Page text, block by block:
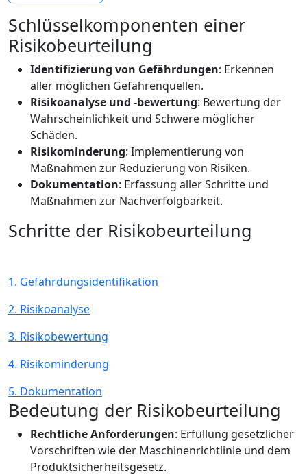
Schlüsselkomponenten einer
Risikobeurteilung
Identifizierung von Gefährdungen: Erkennen
aller möglichen Gefahrenquellen.
Risikoanalyse und -bewertung: Bewertung der
Wahrscheinlichkeit und Schwere möglicher
Schäden.
Risikominderung: Implementierung von
Maßnahmen zur Reduzierung von Risiken.
Dokumentation: Erfassung aller Schritte und
Maßnahmen zur Nachverfolgbarkeit.
Schritte der Risikobeurteilung
1. Gefährdungsidentifikation
2. Risikoanalyse
3. Risikobewertung
4. Risikominderung
5. Dokumentation
Bedeutung der Risikobeurteilung
Rechtliche Anforderungen: Erfüllung gesetzlicher
Vorschriften wie der Maschinenrichtlinie und dem
Produktsicherheitsgesetz.